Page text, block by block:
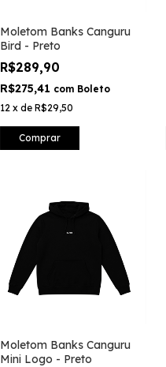
Moletom Banks Canguru
Bird - Preto
R$289,90
R$275,41 com Boleto
12 x de R$29,50
Comprar
Moletom Banks Canguru
Mini Logo - Preto